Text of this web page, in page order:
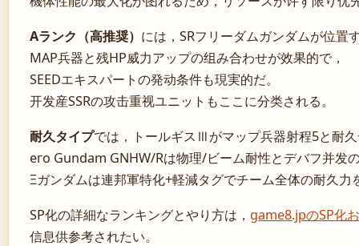
Aランク（高推奨） には，SRフリーダムガンダムが位置
MAP兵器と残HP威力アップの组み合わせが效果的で，
SEEDエキスパートの発动条件も現実的だ。
开发産SSRの攻击重视ユニットもここに分类される。
耐久タイプでは，トールギスⅢがマップ兵器射程5と耐
его Gundam GNHW/Rは物理/ビーム耐性とデバフ并发
Ξガンダムは連邦軍特化+軽減タグでチーム全体の耐久力
SP化の詳細なランキングとやり方は， game8.jpのSP化
信息供参考されたい。